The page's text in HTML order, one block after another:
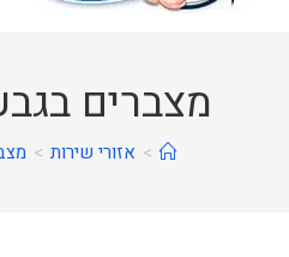
מצברים
> אזורי שירות >